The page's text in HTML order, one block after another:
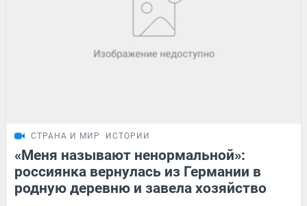
СТРАНА И МИР ИСТОРИИ
«Меня называют ненормальной»:
россиянка вернулась из Германии в
родную деревню и завела хозяйство